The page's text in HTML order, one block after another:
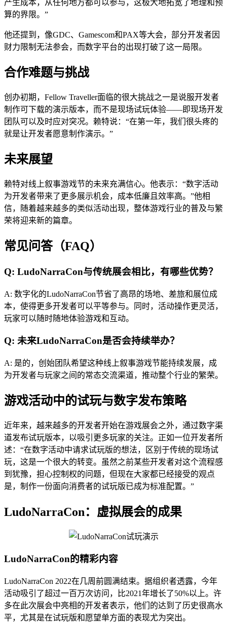
产生成本，从任何地方都可以参与，这极大地拓宽了地理和预
算的界限。”
他还提到，像GDC、Gamescom和PAX等大会，部分开发者因
财力限制无法参会，而数字平台的出现打破了这一局限。
合作难题与挑战
创办初期，Fellow Traveller面临的很大挑战之一是说服开发者
制作可下载的演示版本，而不是现场试玩体验——即现场开发
团队可以及时应对突况。赖特说：“在第一年，我们很头疼的
就是让开发者愿意制作演示。”
未来展望
赖特对线上叙事游戏节的未来充满信心。他表示：“数字活动
为开发者带来了更多展示机会，成本低廉且效率高。”他相
信，随着越来越多的类似活动出现，整体游戏行业的普及与繁
荣将迎来新的篇章。
常见问答（FAQ）
Q: LudoNarraCon与传统展会相比，有哪些优势？
A: 数字化的LudoNarraCon节省了高昂的场地、差旅和展位成
本，使得更多开发者可以平等参与。同时，活动操作更灵活，
玩家可以随时随地体验游戏和互动。
Q: 未来LudoNarraCon是否会持续举办？
A: 是的，创始团队希望这种线上叙事游戏节能持续发展，成
为开发者与玩家之间的常态交流渠道，推动整个行业的繁荣。
游戏活动中的试玩与数字发布策略
近年来，越来越多的开发者开始在游戏展会之外，通过数字渠
道发布试玩版本，以吸引更多玩家的关注。正如一位开发者所
述：“在数字活动中请求试玩版的想法，区别于传统的现场试
玩，这是一个很大的转变。虽然之前某些开发者对这个流程感
到犹豫，担心控制权的问题，但现在大家都已经接受的观点
是，制作一份面向消费者的试玩版已成为标准配置。”
LudoNarraCon：虚拟展会的成果
LudoNarraCon的精彩内容
LudoNarraCon 2022在几周前圆满结束。据组织者透露，今年
活动吸引了超过一百万次访问，比2021年增长了50%以上。许
多在此次展会中亮相的开发者表示，他们的达到了历史很高水
平，尤其是在试玩版和愿望单方面的表现尤为突出。